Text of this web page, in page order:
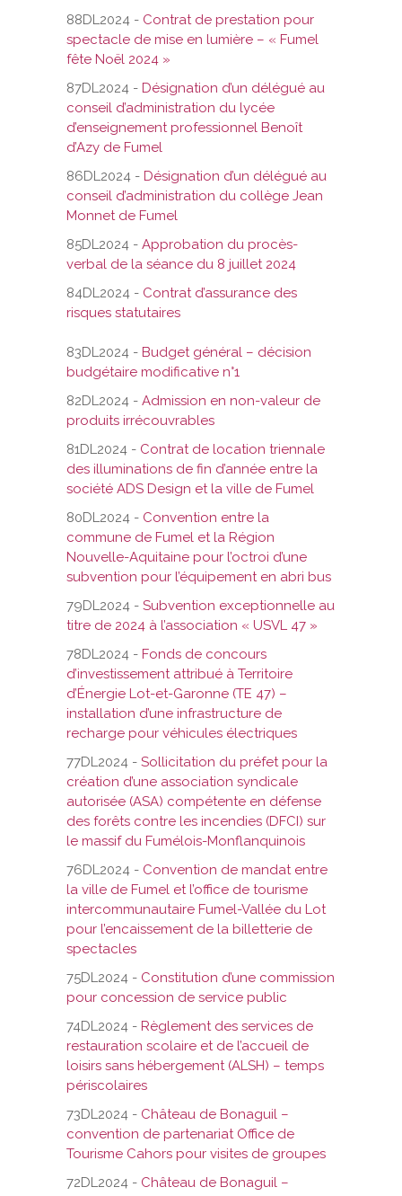
88DL2024 - Contrat de prestation pour
spectacle de mise en lumière – « Fumel
fête Noël 2024 »
87DL2024 - Désignation d’un délégué au
conseil d’administration du lycée
d’enseignement professionnel Benoît
d’Azy de Fumel
86DL2024 - Désignation d’un délégué au
conseil d’administration du collège Jean
Monnet de Fumel
85DL2024 - Approbation du procès-
verbal de la séance du 8 juillet 2024
84DL2024 - Contrat d’assurance des
risques statutaires
83DL2024 - Budget général – décision
budgétaire modificative n°1
82DL2024 - Admission en non-valeur de
produits irrécouvrables
81DL2024 - Contrat de location triennale
des illuminations de fin d’année entre la
société ADS Design et la ville de Fumel
80DL2024 - Convention entre la
commune de Fumel et la Région
Nouvelle-Aquitaine pour l’octroi d’une
subvention pour l’équipement en abri bus
79DL2024 - Subvention exceptionnelle au
titre de 2024 à l’association « USVL 47 »
78DL2024 - Fonds de concours
d’investissement attribué à Territoire
d’Énergie Lot-et-Garonne (TE 47) –
installation d’une infrastructure de
recharge pour véhicules électriques
77DL2024 - Sollicitation du préfet pour la
création d’une association syndicale
autorisée (ASA) compétente en défense
des forêts contre les incendies (DFCI) sur
le massif du Fumélois-Monflanquinois
76DL2024 - Convention de mandat entre
la ville de Fumel et l’office de tourisme
intercommunautaire Fumel-Vallée du Lot
pour l’encaissement de la billetterie de
spectacles
75DL2024 - Constitution d’une commission
pour concession de service public
74DL2024 - Règlement des services de
restauration scolaire et de l’accueil de
loisirs sans hébergement (ALSH) – temps
périscolaires
73DL2024 - Château de Bonaguil –
convention de partenariat Office de
Tourisme Cahors pour visites de groupes
72DL2024 - Château de Bonaguil –